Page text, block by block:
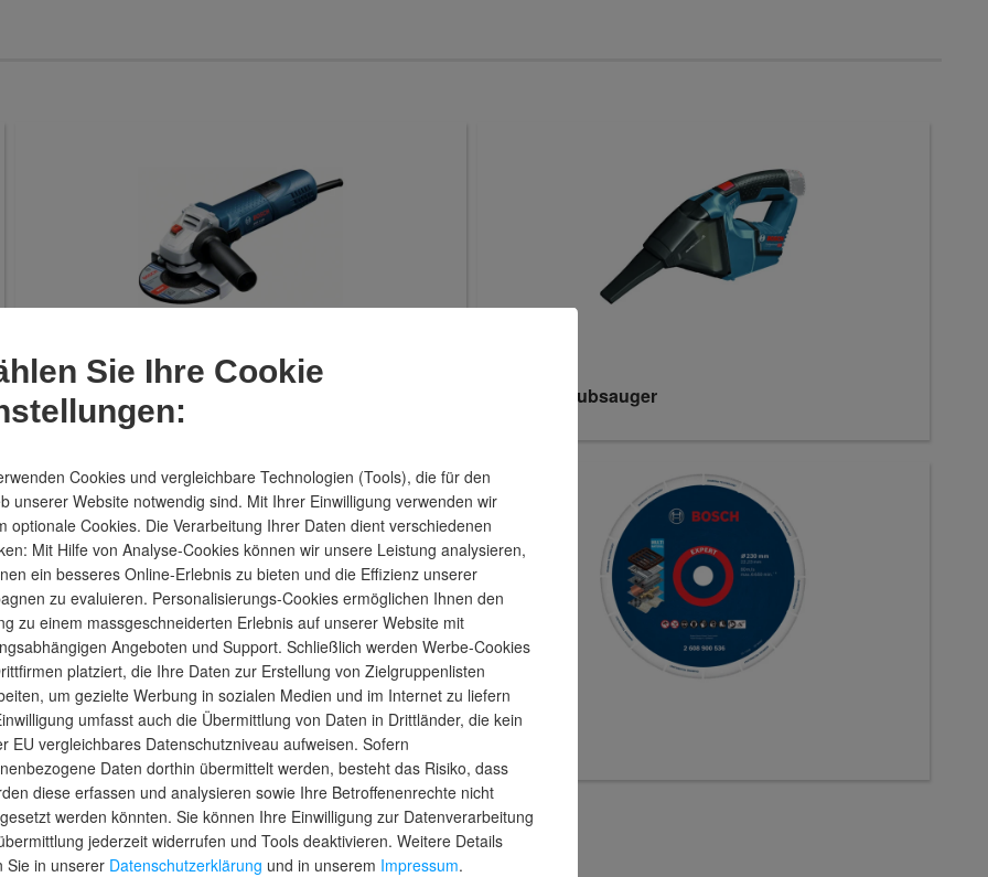
Winkelschleifer Akku-Staubsauger
Bohr- und Schlaghammer
Sie Ihre Cookie
Cookies und vergleichbare Technologien (Tools), die für den
unserer Website notwendig sind. Mit Ihrer Einwilligung verwenden wir
optionale Cookies. Die Verarbeitung Ihrer Daten dient verschiedenen
Mit Hilfe von Analyse-Cookies können wir unsere Leistung analysieren,
ein besseres Online-Erlebnis zu bieten und die Effizienz unserer
zu evaluieren. Personalisierungs-Cookies ermöglichen Ihnen den
zu einem massgeschneiderten Erlebnis auf unserer Website mit
Angeboten und Support. Schließlich werden Werbe-Cookies
platziert, die Ihre Daten zur Erstellung von Zielgruppenlisten
um gezielte Werbung in sozialen Medien und im Internet zu liefern
umfasst auch die Übermittlung von Daten in Drittländer, die kein
EU vergleichbares Datenschutzniveau aufweisen. Sofern
Daten dorthin übermittelt werden, besteht das Risiko, dass
diese erfassen und analysieren sowie Ihre Betroffenenrechte nicht
werden könnten. Sie können Ihre Einwilligung zur Datenverarbeitung
jederzeit widerrufen und Tools deaktivieren. Weitere Details
Sie in unserer Datenschutzerklärung und in unserem Impressum.